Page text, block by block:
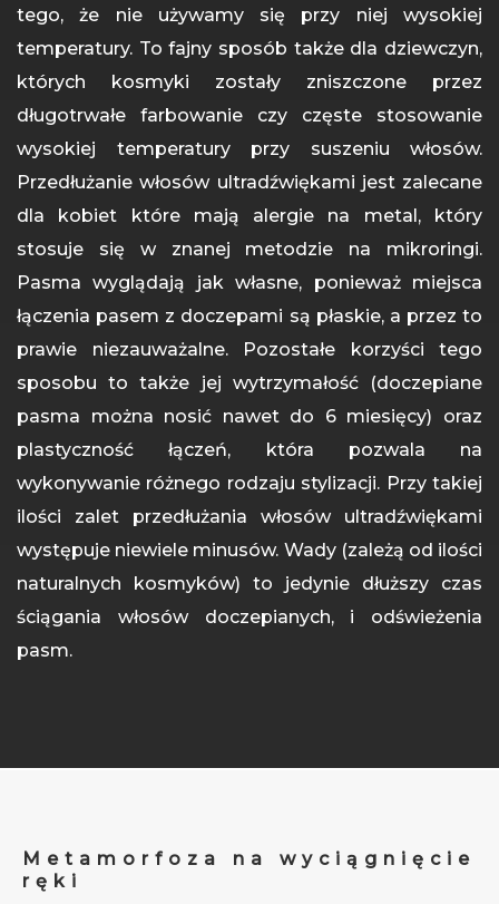
tego, że nie używamy się przy niej wysokiej
temperatury. To fajny sposób także dla dziewczyn,
których kosmyki zostały zniszczone przez
długotrwałe farbowanie czy częste stosowanie
wysokiej temperatury przy suszeniu włosów.
Przedłużanie włosów ultradźwiękami jest zalecane
dla kobiet które mają alergie na metal, który
stosuje się w znanej metodzie na mikroringi.
Pasma wyglądają jak własne, ponieważ miejsca
łączenia pasem z doczepami są płaskie, a przez to
prawie niezauważalne. Pozostałe korzyści tego
sposobu to także jej wytrzymałość (doczepiane
pasma można nosić nawet do 6 miesięcy) oraz
plastyczność łączeń, która pozwala na
wykonywanie różnego rodzaju stylizacji. Przy takiej
ilości zalet przedłużania włosów ultradźwiękami
występuje niewiele minusów. Wady (zależą od ilości
naturalnych kosmyków) to jedynie dłuższy czas
ściągania włosów doczepianych, i odświeżenia
pasm.
Metamorfoza na wyciągnięcie
ręki